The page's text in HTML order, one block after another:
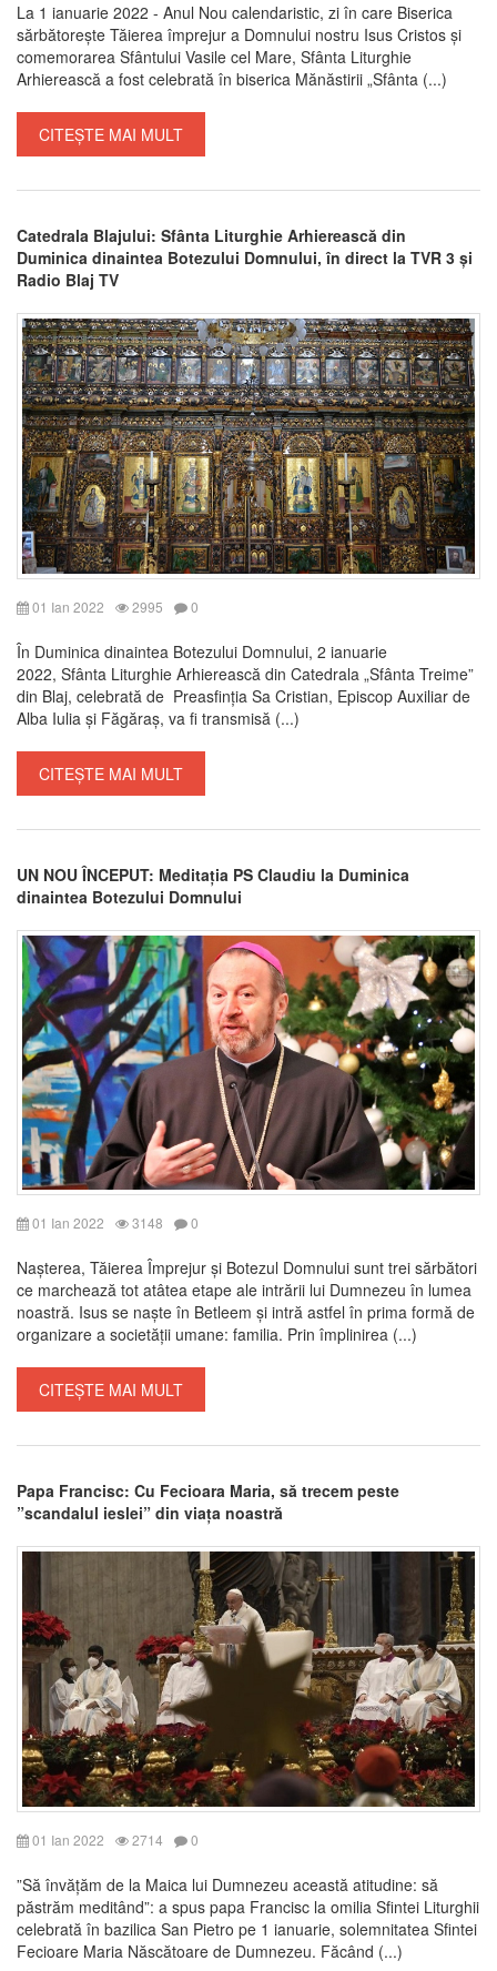
La 1 ianuarie 2022 - Anul Nou calendaristic, zi în care Biserica
sărbătorește Tăierea împrejur a Domnului nostru Isus Cristos și
comemorarea Sfântului Vasile cel Mare, Sfânta Liturghie
Arhierească a fost celebrată în biserica Mănăstirii „Sfânta (...)
CITEȘTE MAI MULT
Catedrala Blajului: Sfânta Liturghie Arhierească din
Duminica dinaintea Botezului Domnului, în direct la TVR 3 și
Radio Blaj TV
01 Ian 2022 2995 0
În Duminica dinaintea Botezului Domnului, 2 ianuarie
2022, Sfânta Liturghie Arhierească din Catedrala „Sfânta Treime”
din Blaj, celebrată de Preasfinția Sa Cristian, Episcop Auxiliar de
Alba Iulia și Făgăraș, va fi transmisă (...)
CITEȘTE MAI MULT
UN NOU ÎNCEPUT: Meditația PS Claudiu la Duminica
dinaintea Botezului Domnului
01 Ian 2022 3148 0
Nașterea, Tăierea Împrejur și Botezul Domnului sunt trei sărbători
ce marchează tot atâtea etape ale intrării lui Dumnezeu în lumea
noastră. Isus se naște în Betleem și intră astfel în prima formă de
organizare a societății umane: familia. Prin împlinirea (...)
CITEȘTE MAI MULT
Papa Francisc: Cu Fecioara Maria, să trecem peste
”scandalul ieslei” din viața noastră
01 Ian 2022 2714 0
”Să învățăm de la Maica lui Dumnezeu această atitudine: să
păstrăm meditând”: a spus papa Francisc la omilia Sfintei Liturghii
celebrată în bazilica San Pietro pe 1 ianuarie, solemnitatea Sfintei
Fecioare Maria Născătoare de Dumnezeu. Făcând (...)